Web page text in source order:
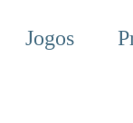
Jogos